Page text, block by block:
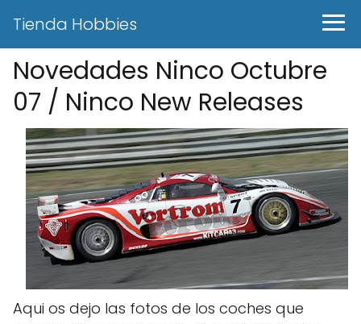
Tienda Hobbies
Novedades Ninco Octubre
07 / Ninco New Releases
Aqui os dejo las fotos de los coches que